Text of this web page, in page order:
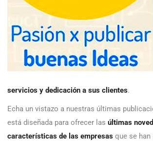
servicios y dedicación a sus clientes.
Echa un vistazo a nuestras últimas
está diseñada para ofrecer las últimas
características de las empresas que se han